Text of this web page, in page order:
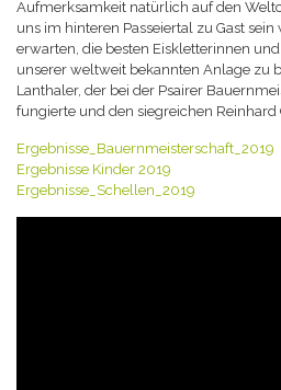
Aufmerksamkeit natürlich auf den
uns im hinteren Passeiertal zu Gast
erwarten, die besten Eiskletterinnen
unserer weltweit bekannten Anlage zu
Lanthaler, der bei der Psairer
fungierte und den siegreichen Reinhard
Ergebnisse_Bauernmeisterschaft_2019
Ergebnisse Kinder 2019
Ergebnisse_Schellen_2019